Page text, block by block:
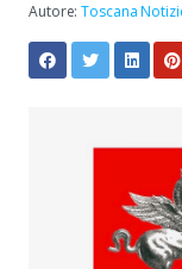
Autore:Toscana